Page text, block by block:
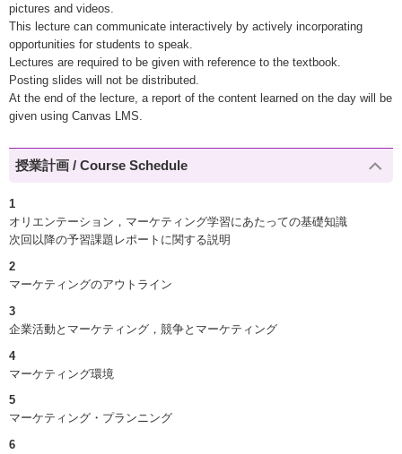
pictures and videos.
This lecture can communicate interactively by actively incorporating
opportunities for students to speak.
Lectures are required to be given with reference to the textbook.
Posting slides will not be distributed.
At the end of the lecture, a report of the content learned on the day will be
given using Canvas LMS.
授業計画 / Course Schedule
1
オリエンテーション，マーケティング学習にあたっての基礎知識
次回以降の予習課題レポートに関する説明
2
マーケティングのアウトライン
3
企業活動とマーケティング，競争とマーケティング
4
マーケティング環境
5
マーケティング・プランニング
6